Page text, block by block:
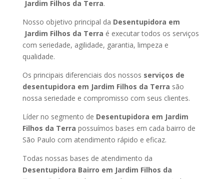
Jardim Filhos da Terra.
Nosso objetivo principal da Desentupidora em
Jardim Filhos da Terra é executar todos os serviços
com seriedade, agilidade, garantia, limpeza e
qualidade.
Os principais diferenciais dos nossos serviços de
desentupidora em Jardim Filhos da Terra são
nossa seriedade e compromisso com seus clientes.
Líder no segmento de Desentupidora em Jardim
Filhos da Terra possuímos bases em cada bairro de
São Paulo com atendimento rápido e eficaz.
Todas nossas bases de atendimento da
Desentupidora Bairro em Jardim Filhos da